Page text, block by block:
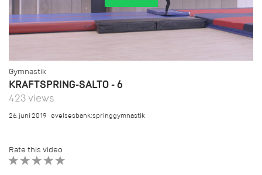
Gymnastik
KRAFTSPRING-SALTO - 6
423 views
26. juni 2019 øvelsesbank:springgymnastik
Rate this video